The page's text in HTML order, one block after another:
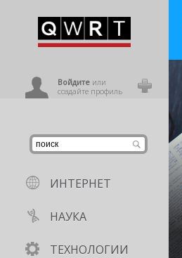
Войдитеили
создайте профиль
ИНТЕРНЕТ
НАУКА
ТЕХНОЛОГИИ